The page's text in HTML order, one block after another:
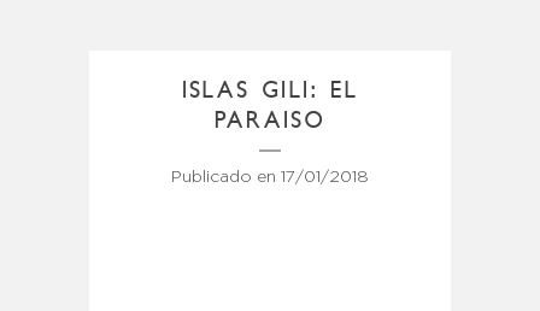
ISLAS GILI: EL
PARAISO
Publicado en 17/01/2018